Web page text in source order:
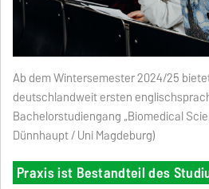
Ab dem Wintersemester 2024/25
deutschlandweit ersten
Bachelorstudiengang „Biomedical
Dünnhaupt / Uni Magdeburg)
Praxis ist Bestandteil des